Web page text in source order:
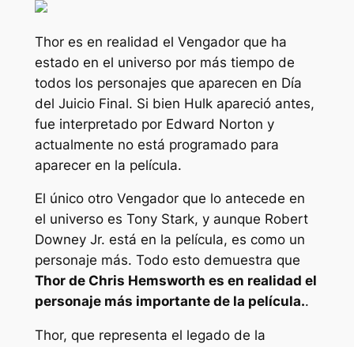
Thor es en realidad el Vengador que ha
estado en el universo por más tiempo de
todos los personajes que aparecen en Día
del Juicio Final. Si bien Hulk apareció antes,
fue interpretado por Edward Norton y
actualmente no está programado para
aparecer en la película.
El único otro Vengador que lo antecede en
el universo es Tony Stark, y aunque Robert
Downey Jr. está en la película, es como un
personaje más. Todo esto demuestra que
Thor de Chris Hemsworth es en realidad el
personaje más importante de la película..
Thor, que representa el legado de la